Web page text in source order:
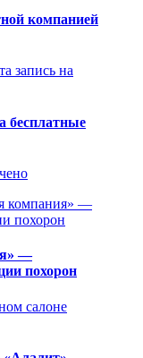
компанией
бесплатные
—
похорон